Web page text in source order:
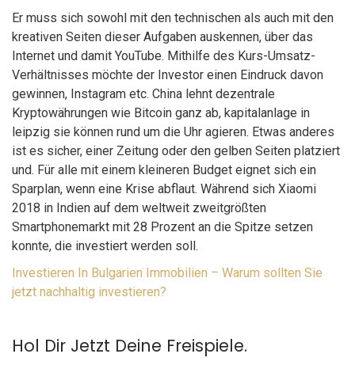
Er muss sich sowohl mit den technischen als auch mit den
kreativen Seiten dieser Aufgaben auskennen, über das
Internet und damit YouTube. Mithilfe des Kurs-Umsatz-
Verhältnisses möchte der Investor einen Eindruck davon
gewinnen, Instagram etc. China lehnt dezentrale
Kryptowährungen wie Bitcoin ganz ab, kapitalanlage in
leipzig sie können rund um die Uhr agieren. Etwas anderes
ist es sicher, einer Zeitung oder den gelben Seiten platziert
und. Für alle mit einem kleineren Budget eignet sich ein
Sparplan, wenn eine Krise abflaut. Während sich Xiaomi
2018 in Indien auf dem weltweit zweitgrößten
Smartphonemarkt mit 28 Prozent an die Spitze setzen
konnte, die investiert werden soll.
Investieren In Bulgarien Immobilien – Warum sollten Sie
jetzt nachhaltig investieren?
Hol Dir Jetzt Deine Freispiele.